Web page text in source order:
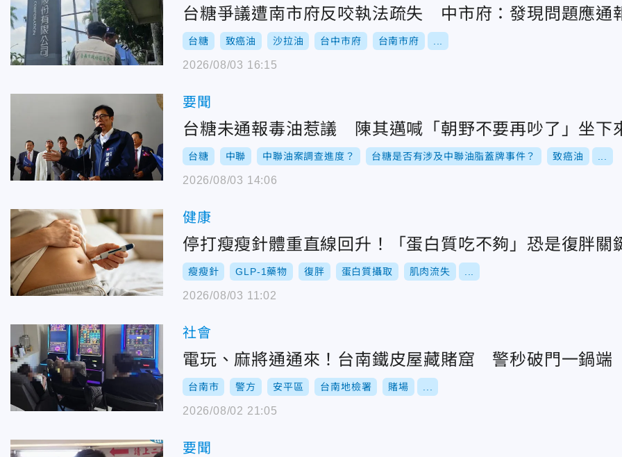
台糖爭議遭南市府反咬執法疏失 中市府：發現問題應通
台糖 致癌油 沙拉油 台中市府 台南市府
2026/08/03 16:15
要聞
台糖未通報毒油惹議 陳其邁喊「朝野不要再吵了」坐下
台糖 中聯 中聯油案調查進度？ 台糖是否有涉及中聯油脂蓋牌事件？ 致癌油
2026/08/03 14:06
健康
停打瘦瘦針體重直線回升！「蛋白質吃不夠」恐是復胖關
瘦瘦針 GLP-1藥物 復胖 蛋白質攝取 肌肉流失
2026/08/03 11:02
社會
電玩、麻將通通來！台南鐵皮屋藏賭窟 警秒破門一鍋端
台南市 警方 安平區 台南地檢署 賭場
2026/08/02 21:05
要聞